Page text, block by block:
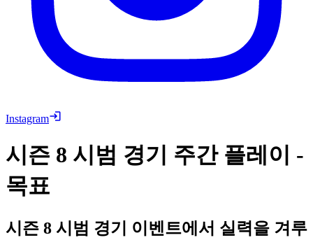
Instagram
시즌 8 시범 경기 주간 플레이 -
목표
시즌 8 시범 경기 이벤트에서 실력을 겨루